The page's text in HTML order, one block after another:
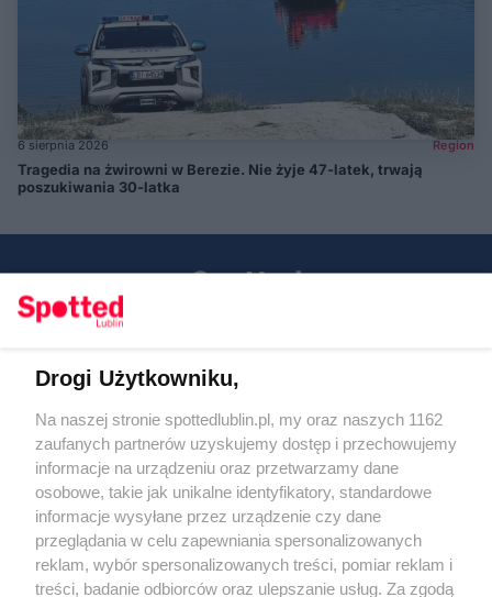
6 sierpnia 2026 Region
Tragedia na żwirowni w Berezie. Nie żyje 47-latek, trwają
poszukiwania 30-latka
KATEGORIE
OGŁOSZENIA
Regulamin
Polityka prywatności
RODO
Warunki korzystania z treści
Drogi Użytkowniku,
Na naszej stronie spottedlublin.pl, my oraz naszych 1162
zaufanych partnerów uzyskujemy dostęp i przechowujemy
informacje na urządzeniu oraz przetwarzamy dane
osobowe, takie jak unikalne identyfikatory, standardowe
informacje wysyłane przez urządzenie czy dane
przeglądania w celu zapewniania spersonalizowanych
reklam, wybór spersonalizowanych treści, pomiar reklam i
treści, badanie odbiorców oraz ulepszanie usług. Za zgodą